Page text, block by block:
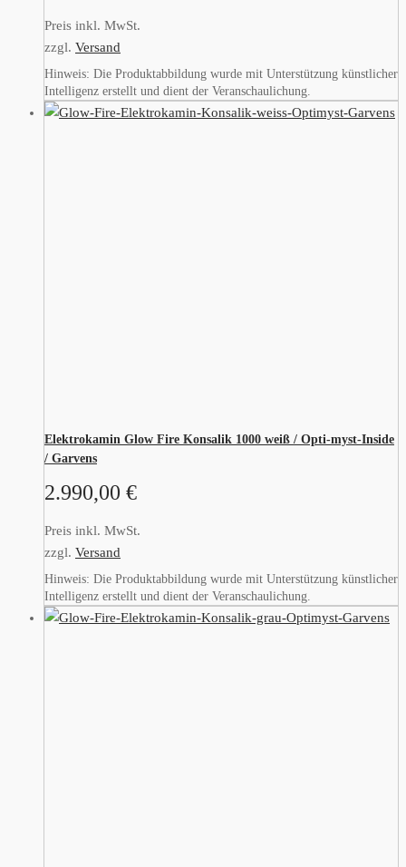
Preis inkl. MwSt.
zzgl. Versand
Hinweis: Die Produktabbildung wurde mit Unterstützung künstlicher
Intelligenz erstellt und dient der Veranschaulichung.
Elektrokamin Glow Fire Konsalik 1000 weiß / Opti-myst-Inside
/ Garvens
2.990,00 €
Preis inkl. MwSt.
zzgl. Versand
Hinweis: Die Produktabbildung wurde mit Unterstützung künstlicher
Intelligenz erstellt und dient der Veranschaulichung.